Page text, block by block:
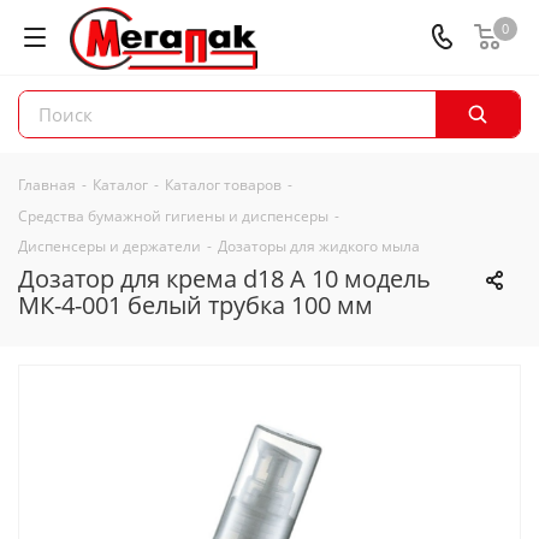
0
Главная - Каталог - Каталог товаров -
Средства бумажной гигиены и диспенсеры -
Диспенсеры и держатели - Дозаторы для жидкого мыла
Дозатор для крема d18 А 10 модель
МК-4-001 белый трубка 100 мм